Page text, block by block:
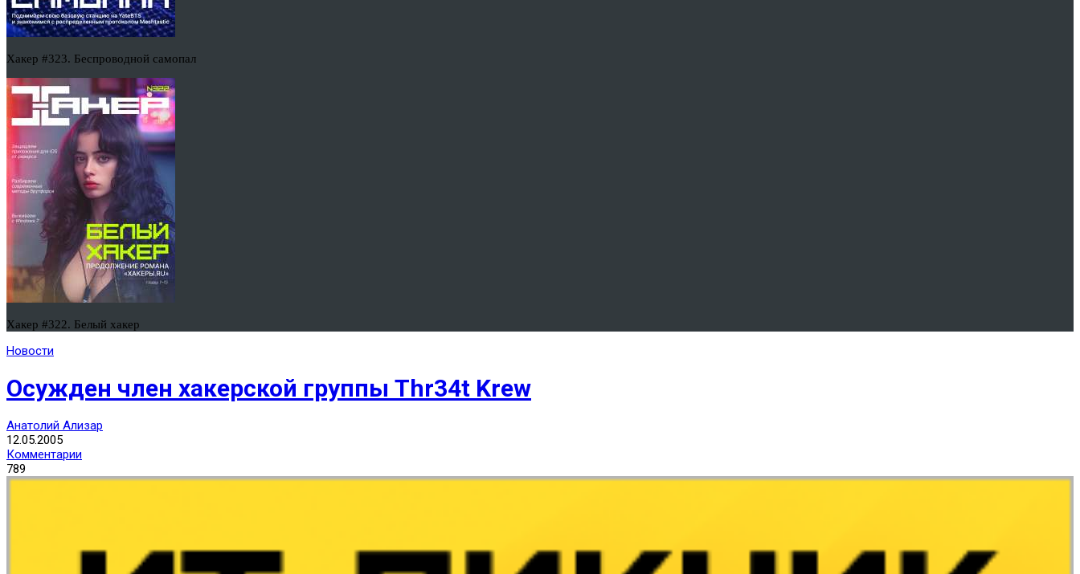
Хакер #323. Беспроводной самопал
Хакер #322. Белый хакер
Новости
Осужден член хакерской группы Thr34t Krew
Анатолий Ализар
12.05.2005
Комментарии
789